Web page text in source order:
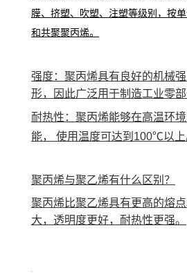
膜、挤塑、吹塑、注塑等级别，按
和共聚聚丙烯。
强度：聚丙烯具有良好的机械
形，因此广泛用于制造工业零部
耐热性：聚丙烯能够在高温环
能， 使用温度可达到100℃以上
聚丙烯与聚乙烯有什么区别？
聚丙烯比聚乙烯具有更高的熔
大，透明度更好，耐热性更强。